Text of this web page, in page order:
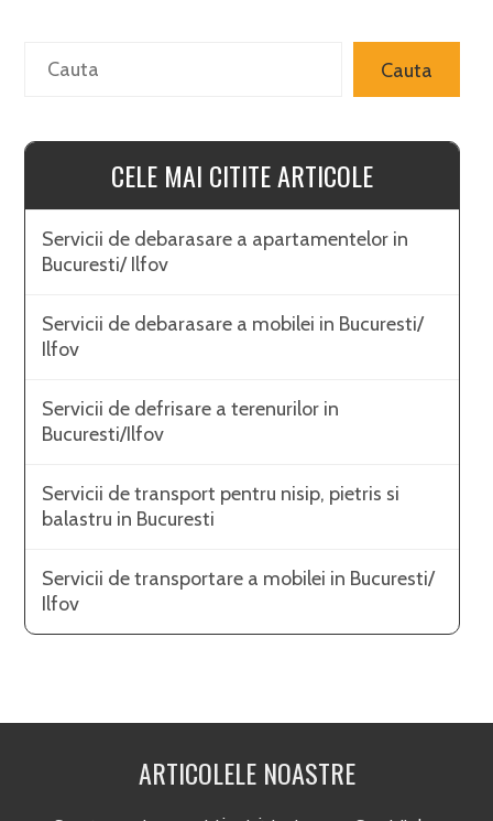
Search Cauta
CELE MAI CITITE ARTICOLE
Servicii de debarasare a apartamentelor in
Bucuresti/ Ilfov
Servicii de debarasare a mobilei in Bucuresti/
Ilfov
Servicii de defrisare a terenurilor in
Bucuresti/Ilfov
Servicii de transport pentru nisip, pietris si
balastru in Bucuresti
Servicii de transportare a mobilei in Bucuresti/
Ilfov
ARTICOLELE NOASTRE